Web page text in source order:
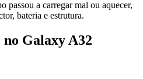
passou a carregar mal ou aquecer,
bateria e estrutura.
Galaxy A32